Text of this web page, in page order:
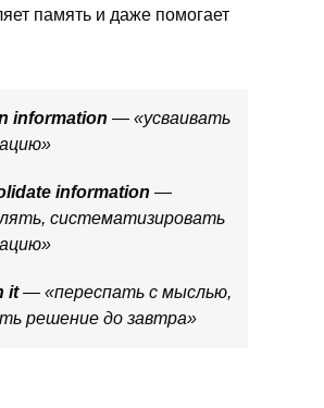
память и даже помогает
information — «усваивать
information —
систематизировать
it— «переспать с мыслью,
решение до завтра»